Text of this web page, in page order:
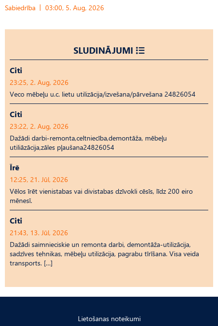
Sabiedrība 03:00, 5. Aug, 2026
SLUDINĀJUMI
Citi
23:25, 2. Aug, 2026
Veco mēbeļu u.c. lietu utilizācija/izvešana/pārvešana 24826054
Citi
23:22, 2. Aug, 2026
Dažādi darbi-remonta,celtniecība,demontāža, mēbeļu
utiliāzācija,zāles pļaušana24826054
Īrē
12:25, 21. Jūl, 2026
Vēlos īrēt vienistabas vai divistabas dzīvokli cēsīs, līdz 200 eiro
mēnesī.
Citi
21:43, 13. Jūl, 2026
Dažādi saimnieciskie un remonta darbi, demontāža-utilizācija,
sadzīves tehnikas, mēbeļu utilizācija, pagrabu tīrīšana. Visa veida
transports. […]
Lietošanas noteikumi